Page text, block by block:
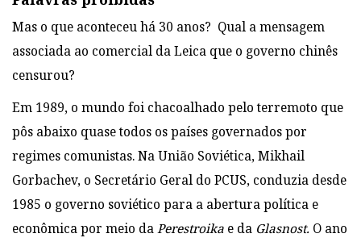
Mas o que aconteceu há 30 anos? Qual a mensagem
associada ao comercial da Leica que o governo chinês
censurou?
Em 1989, o mundo foi chacoalhado pelo terremoto que
pôs abaixo quase todos os países governados por
regimes comunistas. Na União Soviética, Mikhail
Gorbachev, o Secretário Geral do PCUS, conduzia desde
1985 o governo soviético para a abertura política e
econômica por meio daPerestroika e da Glasnost. O ano